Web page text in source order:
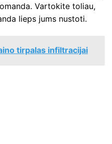
Vartokite toliau,
lieps jums nustoti.
tirpalas infiltracijai